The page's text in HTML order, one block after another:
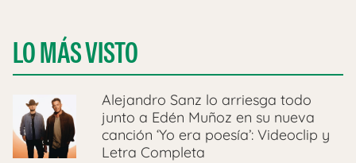
LO MÁS VISTO
Alejandro Sanz lo arriesga todo
junto a Edén Muñoz en su nueva
canción ‘Yo era poesía’: Videoclip y
Letra Completa